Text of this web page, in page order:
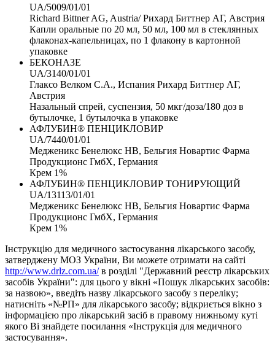
UA/5009/01/01
Richard Bittner AG, Austria/ Рихард Биттнер АГ, Австрия
Капли оральные по 20 мл, 50 мл, 100 мл в стеклянных
флаконах-капельницах, по 1 флакону в картонной
упаковке
БЕКОНАЗЕ
UA/3140/01/01
Глаксо Велком С.А., Испания Рихард Биттнер АГ,
Австрия
Назальный спрей, суспензия, 50 мкг/доза/180 доз в
бутылочке, 1 бутылочка в упаковке
АФЛУБИН® ПЕНЦИКЛОВИР
UA/7440/01/01
Медженикс Бенелюкс НВ, Бельгия Новартис Фарма
Продукционс ГмбХ, Германия
Крем 1%
АФЛУБИН® ПЕНЦИКЛОВИР ТОНИРУЮЩИЙ
UA/13113/01/01
Медженикс Бенелюкс НВ, Бельгия Новартис Фарма
Продукционс ГмбХ, Германия
Крем 1%
Інструкцію для медичного застосування лікарського засобу,
затверджену МОЗ України, Ви можете отримати на сайті
http://www.drlz.com.ua/в розділі "Державний реєстр лікарських
засобів України": для цього у вікні «Пошук лікарських засобів:
за назвою», введіть назву лікарського засобу з переліку;
натисніть «№РП» для лікарського засобу; відкриється вікно з
інформацією про лікарський засіб в правому нижньому куті
якого Ві знайдете посилання «Інструкція для медичного
застосування».